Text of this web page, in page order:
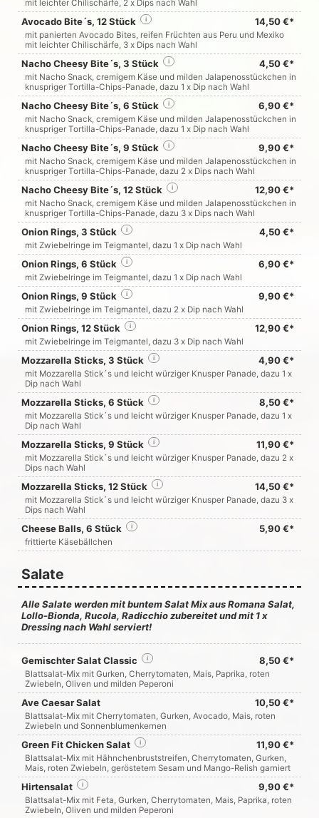
mit leichter Chilischärfe, 2 x Dips nach Wahl
Avocado Bite´s, 12 Stück 14,50 €*
i
mit panierten Avocado Bites, reifen Früchten aus Peru und Mexiko
mit leichter Chilischärfe, 3 x Dips nach Wahl
Nacho Cheesy Bite´s, 3 Stück 4,50 €*
i
mit Nacho Snack, cremigem Käse und milden Jalapenosstückchen in
knuspriger Tortilla-Chips-Panade, dazu 1 x Dip nach Wahl
Nacho Cheesy Bite´s, 6 Stück 6,90 €*
i
mit Nacho Snack, cremigem Käse und milden Jalapenosstückchen in
knuspriger Tortilla-Chips-Panade, dazu 1 x Dip nach Wahl
Nacho Cheesy Bite´s, 9 Stück 9,90 €*
i
mit Nacho Snack, cremigem Käse und milden Jalapenosstückchen in
knuspriger Tortilla-Chips-Panade, dazu 2 x Dips nach Wahl
Nacho Cheesy Bite´s, 12 Stück 12,90 €*
i
mit Nacho Snack, cremigem Käse und milden Jalapenosstückchen in
knuspriger Tortilla-Chips-Panade, dazu 3 x Dips nach Wahl
Onion Rings, 3 Stück 4,50 €*
i
mit Zwiebelringe im Teigmantel, dazu 1 x Dip nach Wahl
Onion Rings, 6 Stück 6,90 €*
i
mit Zwiebelringe im Teigmantel, dazu 1 x Dip nach Wahl
Onion Rings, 9 Stück 9,90 €*
i
mit Zwiebelringe im Teigmantel, dazu 2 x Dip nach Wahl
Onion Rings, 12 Stück 12,90 €*
i
mit Zwiebelringe im Teigmantel, dazu 3 x Dip nach Wahl
Mozzarella Sticks, 3 Stück 4,90 €*
i
mit Mozzarella Stick´s und leicht würziger Knusper Panade, dazu 1 x
Dip nach Wahl
Mozzarella Sticks, 6 Stück 8,50 €*
i
mit Mozzarella Stick´s und leicht würziger Knusper Panade, dazu 1 x
Dip nach Wahl
Mozzarella Sticks, 9 Stück 11,90 €*
i
mit Mozzarella Stick´s und leicht würziger Knusper Panade, dazu 2 x
Dips nach Wahl
Mozzarella Sticks, 12 Stück 14,50 €*
i
mit Mozzarella Stick´s und leicht würziger Knusper Panade, dazu 3 x
Dips nach Wahl
Cheese Balls, 6 Stück 5,90 €*
i
frittierte Käsebällchen
Salate
Alle Salate werden mit buntem Salat Mix aus Romana Salat,
Lollo-Bionda, Rucola, Radicchio zubereitet und mit 1 x
Dressing nach Wahl serviert!
Gemischter Salat Classic 8,50 €*
i
Blattsalat-Mix mit Gurken, Cherrytomaten, Mais, Paprika, roten
Zwiebeln, Oliven und milden Peperoni
Ave Caesar Salat 10,50 €*
Blattsalat-Mix mit Cherrytomaten, Gurken, Avocado, Mais, roten
Zwiebeln und Sonnenblumenkernen
Green Fit Chicken Salat 11,90 €*
i
Blattsalat-Mix mit Hähnchenbruststreifen, Cherrytomaten, Gurken,
Mais, roten Zwiebeln, geröstetem Sesam und Mango-Relish garniert
Hirtensalat 9,90 €*
i
Blattsalat-Mix mit Feta, Gurken, Cherrytomaten, Mais, Paprika, roten
Zwiebeln, Oliven und milden Peperoni